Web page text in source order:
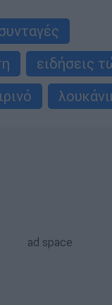
ειδήσεις